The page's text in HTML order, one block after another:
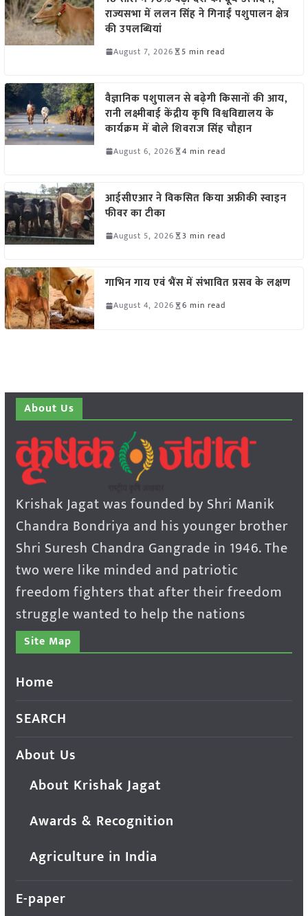
राज्यसभा में ललन सिंह ने गिनाईं पशुपालन क्षेत्र
की उपलब्धियां
August 7, 2026 5 min read
वैज्ञानिक पशुपालन से बढ़ेगी किसानों की आय,
रानी लक्ष्मीबाई केंद्रीय कृषि विश्वविद्यालय के
कार्यक्रम में बोले शिवराज सिंह चौहान
August 6, 2026 4 min read
आईसीएआर ने विकसित किया अफ्रीकी स्वाइन
फीवर का टीका
August 5, 2026 3 min read
गाभिन गाय एवं भैंस में संभावित प्रसव के लक्षण
August 4, 2026 6 min read
About Us
Krishak Jagat was founded by Shri Manik
Chandra Bondriya and his younger brother
Shri Suresh Chandra Gangrade in 1946. The
two were like minded and patriotic
freedom fighters that after their freedom
struggle wanted to help the nations
Site Map
Home
SEARCH
About Us
About Krishak Jagat
Awards & Recognition
Agriculture in India
E-paper